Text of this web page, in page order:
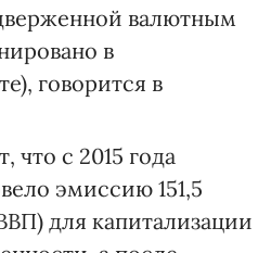
валютным
в
говорится в
что с 2015 года
эмиссию 151,5
для капитализации